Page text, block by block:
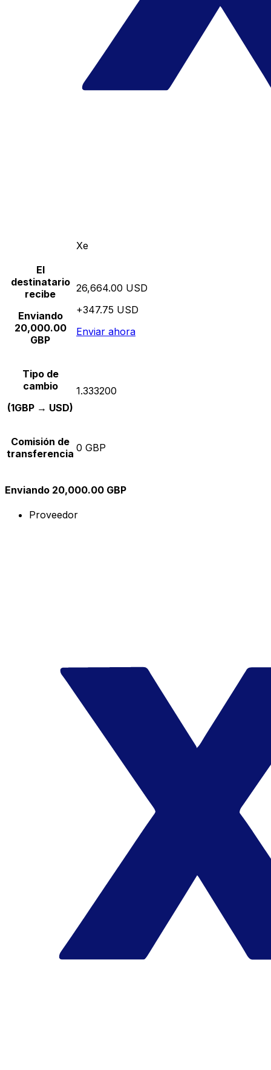
Xe
El
destinatario
recibe
Enviando
20,000.00
GBP
26,664.00 USD
+347.75 USD
Enviar ahora
Tipo de
cambio
(1GBP → USD)
1.333200
Comisión de
transferencia 0 GBP
Enviando 20,000.00 GBP
Proveedor